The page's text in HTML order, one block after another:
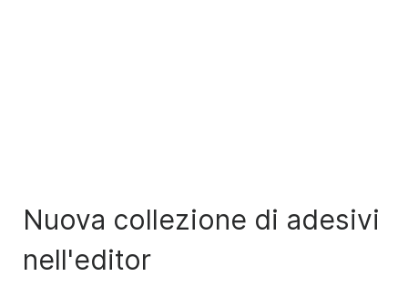
Nuova collezione di adesivi
nell'editor